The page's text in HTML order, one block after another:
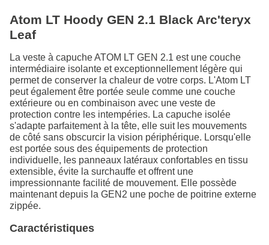
Atom LT Hoody GEN 2.1 Black Arc'teryx
Leaf
La veste à capuche ATOM LT GEN 2.1 est une couche
intermédiaire isolante et exceptionnellement légère qui
permet de conserver la chaleur de votre corps. L'Atom LT
peut également être portée seule comme une couche
extérieure ou en combinaison avec une veste de
protection contre les intempéries. La capuche isolée
s'adapte parfaitement à la tête, elle suit les mouvements
de côté sans obscurcir la vision périphérique. Lorsqu'elle
est portée sous des équipements de protection
individuelle, les panneaux latéraux confortables en tissu
extensible, évite la surchauffe et offrent une
impressionnante facilité de mouvement. Elle possède
maintenant depuis la GEN2 une poche de poitrine externe
zippée.
Caractéristiques